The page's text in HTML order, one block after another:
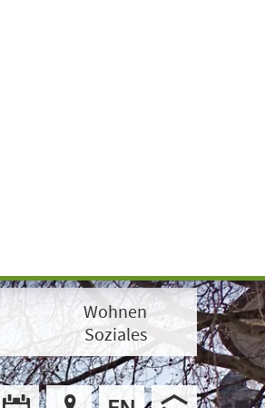
Wohnen
Soziales